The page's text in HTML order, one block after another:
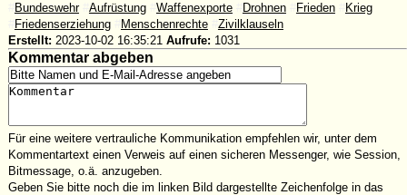
Bundeswehr Aufrüstung Waffenexporte Drohnen Frieden
Krieg
Friedenserziehung Menschenrechte
Zivilklauseln
Erstellt: 2023-10-02 16:35:21 Aufrufe: 1031
Kommentar abgeben
Für eine weitere vertrauliche Kommunikation empfehlen wir, unter dem
Kommentartext einen Verweis auf einen sicheren Messenger, wie Session,
Bitmessage, o.ä. anzugeben.
Geben Sie bitte noch die im linken Bild dargestellte Zeichenfolge in das